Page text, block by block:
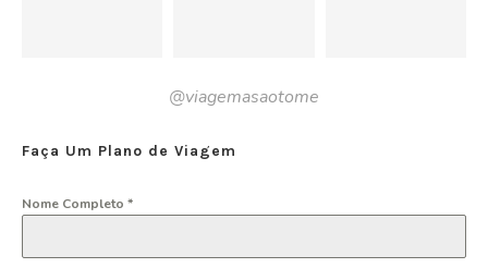
@viagemasaotome
Faça Um Plano de Viagem
Nome Completo *